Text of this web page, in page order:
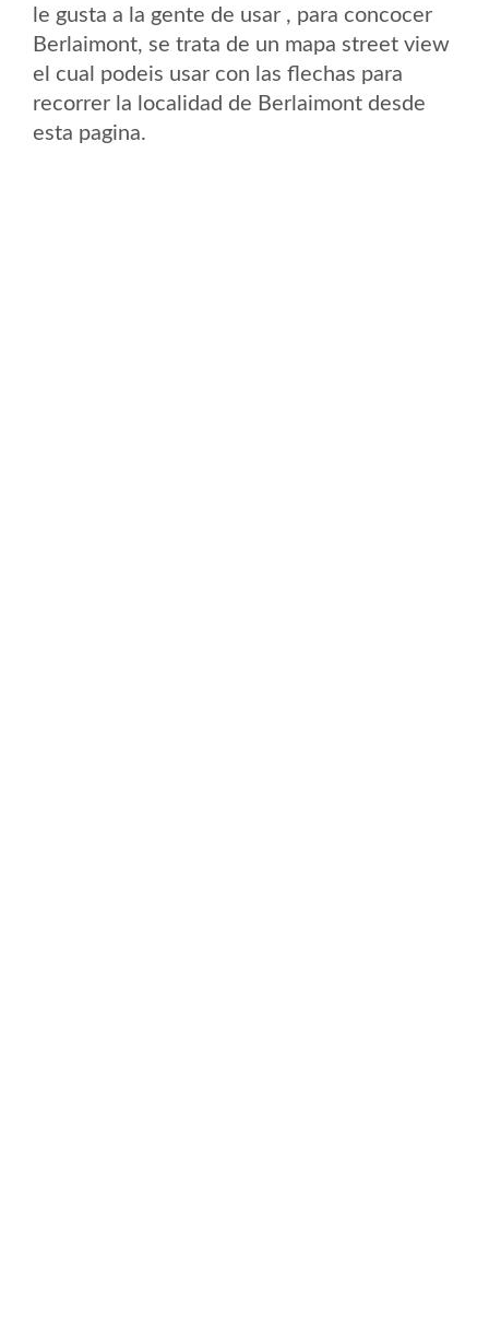
le gusta a la gente de usar , para concocer
Berlaimont, se trata de un mapa street view
el cual podeis usar con las flechas para
recorrer la localidad de Berlaimont desde
esta pagina.